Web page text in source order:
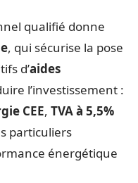
qualifié donne
, qui sécurise la pose
d’aides
l’investissement :
CEE, TVA à 5,5%
particuliers
énergétique